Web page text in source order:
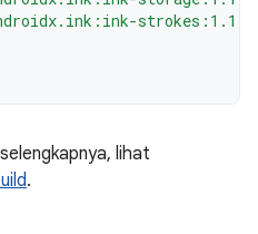
lihat
.